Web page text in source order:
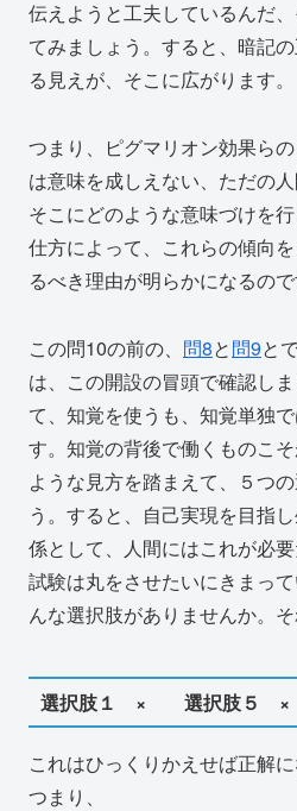
伝えようと工夫しているんだ
てみましょう。すると、暗記
る見えが、そこに広がります。
つまり、ピグマリオン効果ら
は意味を成しえない、ただの
そこにどのような意味づけを
仕方によって、これらの傾向
るべき理由が明らかになるので
この問10の前の、 問8と問9と
は、この開設の冒頭で確認し
て、知覚を使うも、知覚単独
す。知覚の背後で働くものこ
ような見方を踏まえて、５つ
う。すると、自己実現を目指
係として、人間にはこれが必
試験は丸をさせたいにきまっ
んな選択肢がありませんか。そ
選択肢１ × 選択肢５ ×
これはひっくりかえせば正解に
つまり、